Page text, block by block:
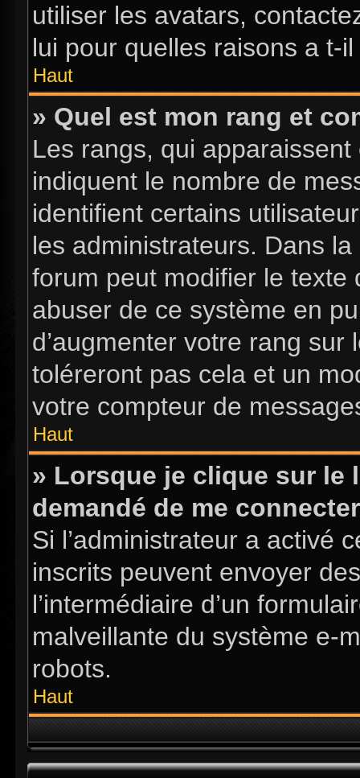
utiliser les avatars,
lui pour quelles raisons a t-
Haut
» Quel est mon rang et
Les rangs, qui
indiquent le nombre de
identifient certains
les administrateurs. Dans
forum peut modifier le
abuser de ce système en
d’augmenter votre rang
toléreront pas cela et un
votre compteur de
Haut
» Lorsque je clique sur le
demandé de me
Si l’administrateur a activé
inscrits peuvent envoyer
l’intermédiaire d’un
malveillante du système e-
robots.
Haut